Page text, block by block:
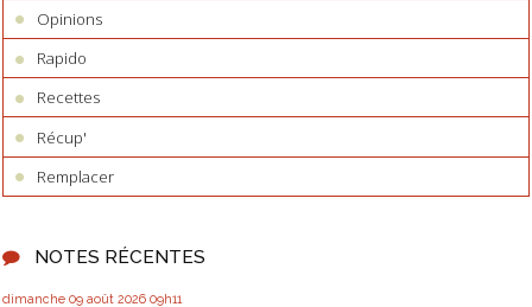
Opinions
Rapido
Recettes
Récup'
Remplacer
NOTES RÉCENTES
dimanche 09 août 2026 09h11